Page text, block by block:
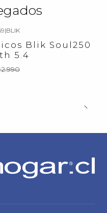
|BLIK
Blik Soul250
5.4